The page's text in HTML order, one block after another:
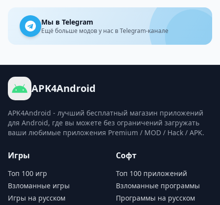
Мы в Telegram
Ещё больше модов у нас в Telegram-канале
APK4Android
APK4Android - лучший бесплатный магазин приложений
для Android, где вы можете без ограничений загружать
ваши любимые приложения Premium / MOD / Hack / APK.
Игры
Топ 100 игр
Взломанные игры
Игры на русском
Софт
Топ 100 приложений
Взломанные программы
Программы на русском